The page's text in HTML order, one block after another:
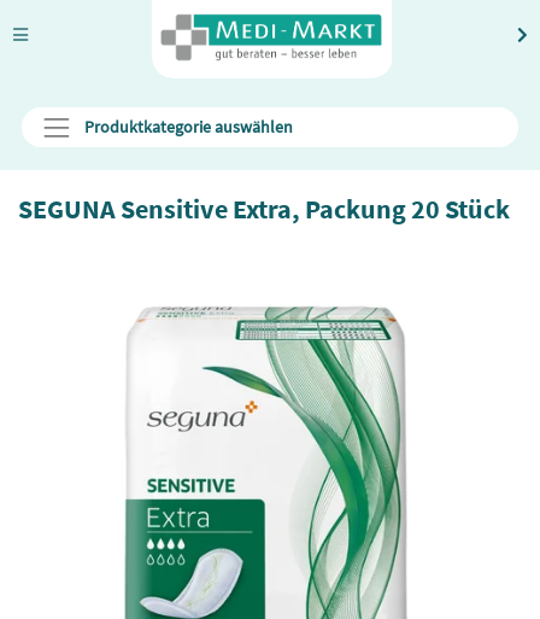
Produktkategorie auswählen
SEGUNA Sensitive Extra, Packung 20 Stück